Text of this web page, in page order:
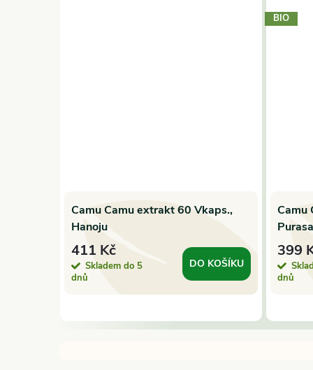
Camu Camu extrakt 60 Vkaps.,
Hanoju
411 Kč
Skladem do 5
dnů
DO KOŠÍKU
BIO
Camu
399
dnů